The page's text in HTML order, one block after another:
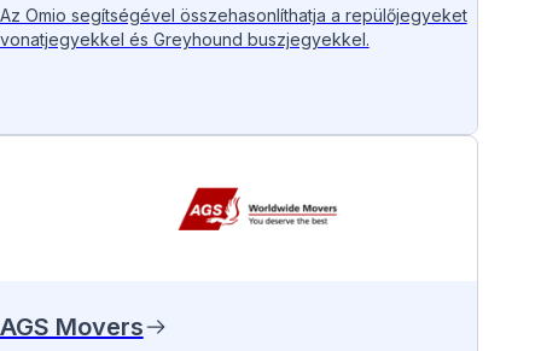
Az Omio segítségével összehasonlíthatja a repülőjegyeket
vonatjegyekkel és Greyhound buszjegyekkel.
AGS Movers